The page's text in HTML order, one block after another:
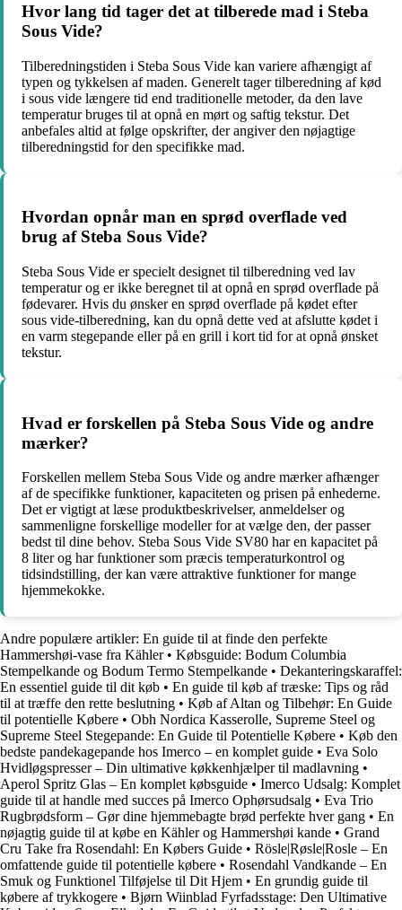
Hvor lang tid tager det at tilberede mad i Steba
Sous Vide?
Tilberedningstiden i Steba Sous Vide kan variere afhængigt af
typen og tykkelsen af maden. Generelt tager tilberedning af kød
i sous vide længere tid end traditionelle metoder, da den lave
temperatur bruges til at opnå en mørt og saftig tekstur. Det
anbefales altid at følge opskrifter, der angiver den nøjagtige
tilberedningstid for den specifikke mad.
Hvordan opnår man en sprød overflade ved
brug af Steba Sous Vide?
Steba Sous Vide er specielt designet til tilberedning ved lav
temperatur og er ikke beregnet til at opnå en sprød overflade på
fødevarer. Hvis du ønsker en sprød overflade på kødet efter
sous vide-tilberedning, kan du opnå dette ved at afslutte kødet i
en varm stegepande eller på en grill i kort tid for at opnå ønsket
tekstur.
Hvad er forskellen på Steba Sous Vide og andre
mærker?
Forskellen mellem Steba Sous Vide og andre mærker afhænger
af de specifikke funktioner, kapaciteten og prisen på enhederne.
Det er vigtigt at læse produktbeskrivelser, anmeldelser og
sammenligne forskellige modeller for at vælge den, der passer
bedst til dine behov. Steba Sous Vide SV80 har en kapacitet på
8 liter og har funktioner som præcis temperaturkontrol og
tidsindstilling, der kan være attraktive funktioner for mange
hjemmekokke.
Andre populære artikler: En guide til at finde den perfekte
Hammershøi-vase fra Kähler• Købsguide: Bodum Columbia
Stempelkande og Bodum Termo Stempelkande • Dekanteringskaraffel:
En essentiel guide til dit køb • En guide til køb af træske: Tips og råd
til at træffe den rette beslutning • Køb af Altan og Tilbehør: En Guide
til potentielle Købere • Obh Nordica Kasserolle, Supreme Steel og
Supreme Steel Stegepande: En Guide til Potentielle Købere • Køb den
bedste pandekagepande hos Imerco – en komplet guide • Eva Solo
Hvidløgspresser – Din ultimative køkkenhjælper til madlavning •
Aperol Spritz Glas – En komplet købsguide • Imerco Udsalg: Komplet
guide til at handle med succes på Imerco Ophørsudsalg • Eva Trio
Rugbrødsform – Gør dine hjemmebagte brød perfekte hver gang • En
nøjagtig guide til at købe en Kähler og Hammershøi kande • Grand
Cru Take fra Rosendahl: En Købers Guide • Rösle|Røsle|Rosle – En
omfattende guide til potentielle købere • Rosendahl Vandkande – En
Smuk og Funktionel Tilføjelse til Dit Hjem • En grundig guide til
købere af trykkogere • Bjørn Wiinblad Fyrfadsstage: Den Ultimative